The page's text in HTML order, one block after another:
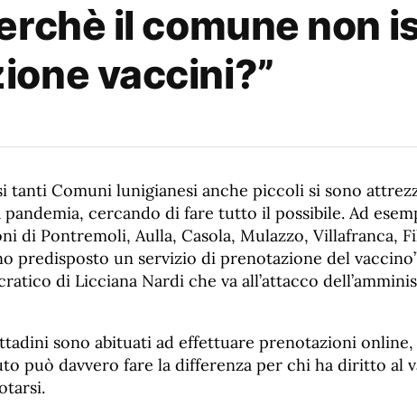
il comune non
vaccini?”
tanti Comuni lunigianesi anche piccoli si sono
cercando di fare tutto il possibile. Ad
di Pontremoli, Aulla, Casola, Mulazzo, Villafranca,
predisposto un servizio di prenotazione del
di Licciana Nardi che va all’attacco
sono abituati ad effettuare prenotazioni online,
può davvero fare la differenza per chi ha diritto al